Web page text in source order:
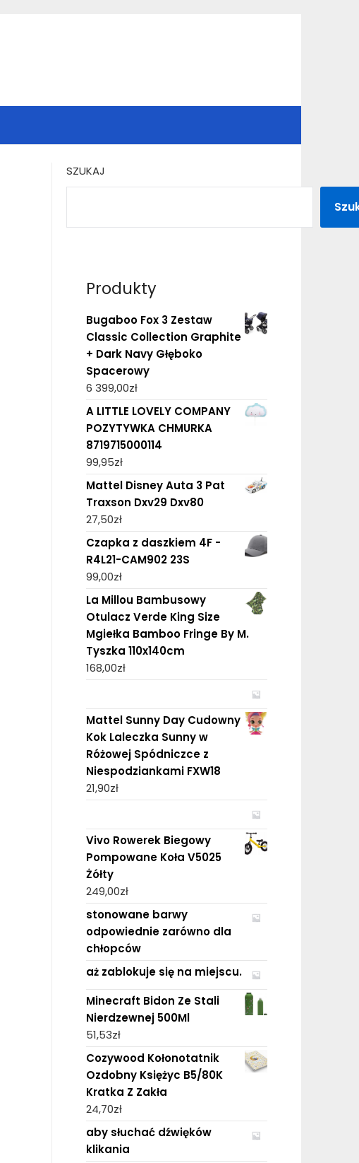
SZUKAJ
Produkty
Bugaboo Fox 3 Zestaw
Classic Collection Graphite
+ Dark Navy Głęboko
Spacerowy
6 399,00zł
A LITTLE LOVELY COMPANY
POZYTYWKA CHMURKA
8719715000114
99,95zł
Mattel Disney Auta 3 Pat
Traxson Dxv29 Dxv80
27,50zł
Czapka z daszkiem 4F -
R4L21-CAM902 23S
99,00zł
La Millou Bambusowy
Otulacz Verde King Size
Mgiełka Bamboo Fringe By M.
Tyszka 110x140cm
168,00zł
Mattel Sunny Day Cudowny
Kok Laleczka Sunny w
Różowej Spódniczce z
Niespodziankami FXW18
21,90zł
Vivo Rowerek Biegowy
Pompowane Koła V5025
Żółty
249,00zł
stonowane barwy
odpowiednie zarówno dla
chłopców
aż zablokuje się na miejscu.
Minecraft Bidon Ze Stali
Nierdzewnej 500Ml
51,53zł
Cozywood Kołonotatnik
Ozdobny Księżyc B5/80K
Kratka Z Zakła
24,70zł
aby słuchać dźwięków
klikania